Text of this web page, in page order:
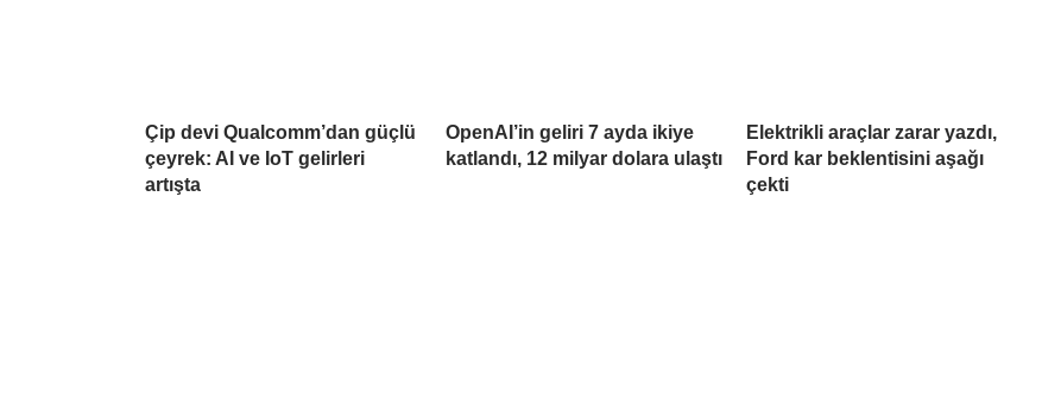
Çip devi Qualcomm’dan güçlü
çeyrek: AI ve IoT gelirleri
artışta
OpenAI’in geliri 7 ayda ikiye
katlandı, 12 milyar dolara ulaştı
Elektrikli araçlar zarar yazdı,
Ford kar beklentisini aşağı
çekti